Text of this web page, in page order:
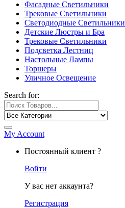
Фасадные Светильники
Трековые Светильники
Светодиодные Светильники
Детские Люстры и Бра
Трековые Светильники
Подсветка Лестниц
Настольные Лампы
Торшеры
Уличное Освещение
Search for:
My Account
Постоянный клиент ?
Войти
У вас нет аккаунта?
Регистрация